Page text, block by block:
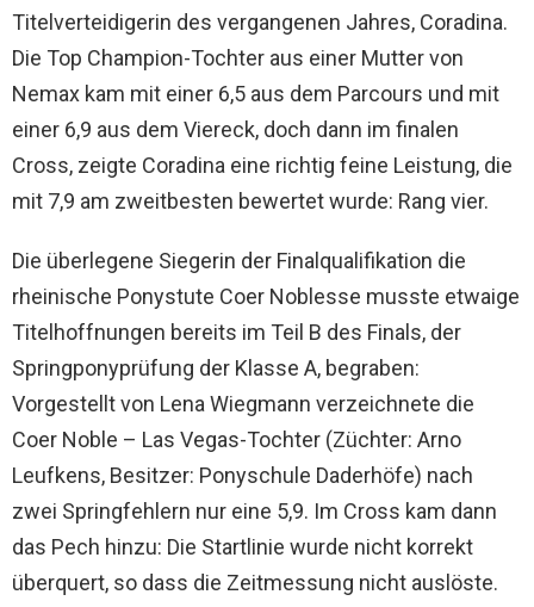
Titelverteidigerin des vergangenen Jahres, Coradina.
Die Top Champion-Tochter aus einer Mutter von
Nemax kam mit einer 6,5 aus dem Parcours und mit
einer 6,9 aus dem Viereck, doch dann im finalen
Cross, zeigte Coradina eine richtig feine Leistung, die
mit 7,9 am zweitbesten bewertet wurde: Rang vier.
Die überlegene Siegerin der Finalqualifikation die
rheinische Ponystute Coer Noblesse musste etwaige
Titelhoffnungen bereits im Teil B des Finals, der
Springponyprüfung der Klasse A, begraben:
Vorgestellt von Lena Wiegmann verzeichnete die
Coer Noble – Las Vegas-Tochter (Züchter: Arno
Leufkens, Besitzer: Ponyschule Daderhöfe) nach
zwei Springfehlern nur eine 5,9. Im Cross kam dann
das Pech hinzu: Die Startlinie wurde nicht korrekt
überquert, so dass die Zeitmessung nicht auslöste.